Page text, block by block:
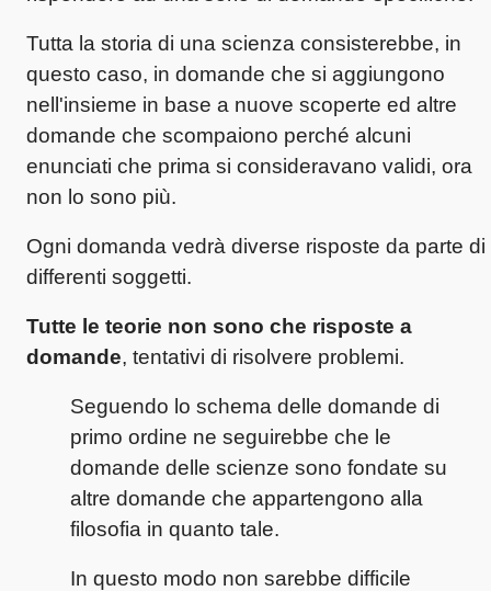
Tutta la storia di una scienza consisterebbe, in
questo caso, in domande che si aggiungono
nell'insieme in base a nuove scoperte ed altre
domande che scompaiono perché alcuni
enunciati che prima si consideravano validi, ora
non lo sono più.
Ogni domanda vedrà diverse risposte da parte di
differenti soggetti.
Tutte le teorie non sono che risposte a
domande, tentativi di risolvere problemi.
Seguendo lo schema delle domande di
primo ordine ne seguirebbe che le
domande delle scienze sono fondate su
altre domande che appartengono alla
filosofia in quanto tale.
In questo modo non sarebbe difficile